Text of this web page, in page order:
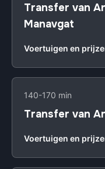
Transfer van
Manavgat
Voertuigen en
140-170 min
Transfer van
Voertuigen en